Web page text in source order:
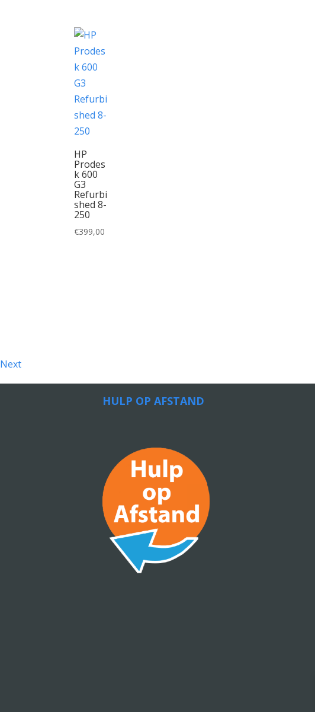
HP
Prodes
k 600
G3
Refurbi
shed 8-
250
€399,00
Next
HULP OP AFSTAND